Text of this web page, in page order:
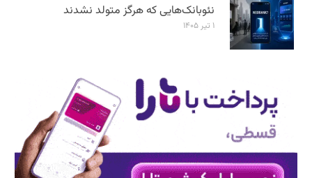
نئوبانک‌هایی که هرگز متولد نشدند
۱ تیر ۱۴۰۵